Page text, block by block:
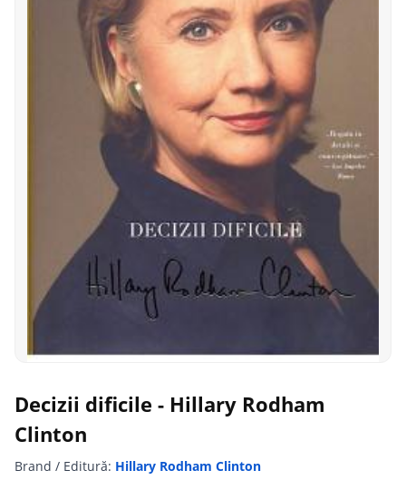
Decizii dificile - Hillary Rodham
Clinton
Brand / Editură: Hillary Rodham Clinton